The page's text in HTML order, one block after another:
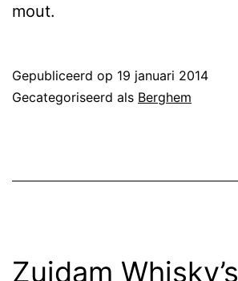
mout.
Gepubliceerd op 19 januari 2014
Gecategoriseerd als Berghem
Zuidam Whisky’s